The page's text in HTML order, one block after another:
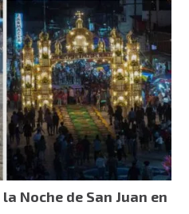
Noche de San Juan en